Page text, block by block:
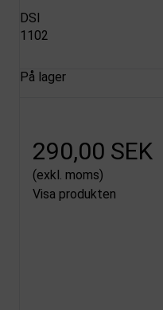
DSI
1102
På lager
290,00 SEK
(exkl. moms)
Visa produkten